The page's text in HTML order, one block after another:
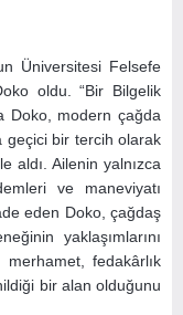
Üniversitesi Felsefe
oldu. “Bir Bilgelik
Doko, modern çağda
geçici bir tercih olarak
aldı. Ailenin yalnızca
ve maneviyatı
eden Doko, çağdaş
yaklaşımlarını
fedakârlık
bir alan olduğunu